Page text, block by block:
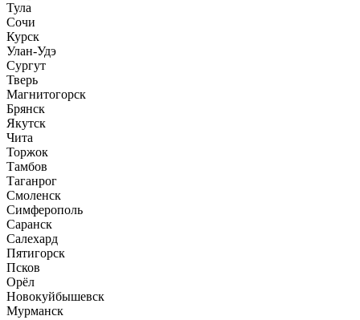
Тула
Сочи
Курск
Улан-Удэ
Сургут
Тверь
Магнитогорск
Брянск
Якутск
Чита
Торжок
Тамбов
Таганрог
Смоленск
Симферополь
Саранск
Салехард
Пятигорск
Псков
Орёл
Новокуйбышевск
Мурманск